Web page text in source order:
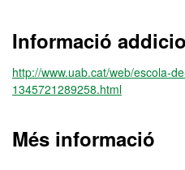
Informació
http://www.uab.cat/web/escola-
1345721289258.html
Més informació